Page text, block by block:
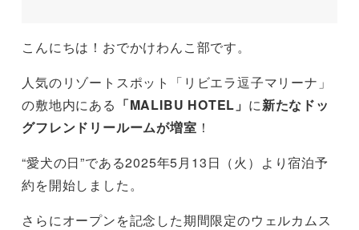
こんにちは！おでかけわんこ部です。
人気のリゾートスポット「リビエラ逗子マリーナ」
の敷地内にある 「MALIBU HOTEL」 に新たなドッ
グフレンドリールームが増室 ！
“愛犬の日”である2025年5月13日（火）より宿泊予
約を開始しました。
さらにオープンを記念した期間限定のウェルカムス